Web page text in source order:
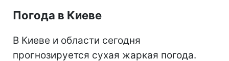
Погода в Киеве
В Киеве и области сегодня
прогнозируется сухая жаркая погода.